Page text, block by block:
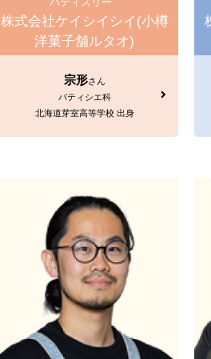
株式会社ケイシイシイ(小樽
洋菓子舗ルタオ)
宗形さん
パティシエ科
北海道芽室高等学校 出身